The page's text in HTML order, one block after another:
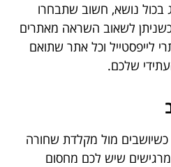
בכול נושא, חשוב שתבחרו
לשאוב השראה מאתרים
לייפסטייל וכל אתר שתואם
שלכם.
מול מקלדת שחורה
שיש לכם מחסום